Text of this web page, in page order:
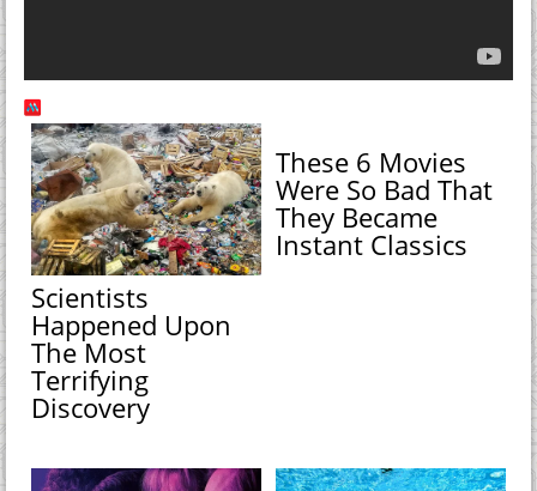
Scientists
Happened Upon
The Most
Terrifying
Discovery
These 6 Movies
Were So Bad That
They Became
Instant Classics